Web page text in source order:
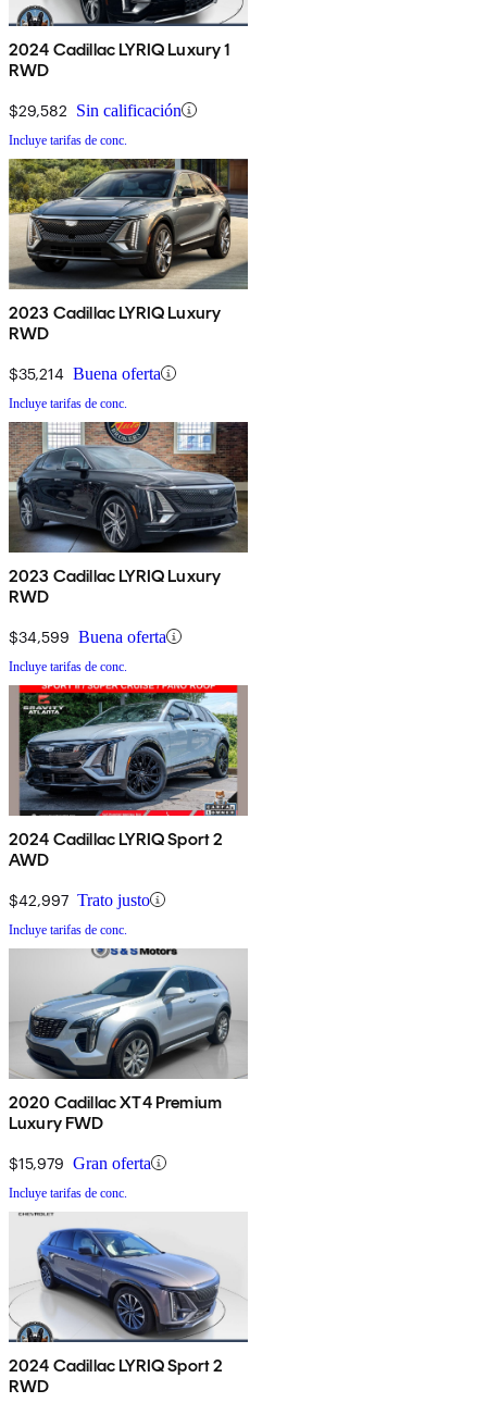
2024 Cadillac LYRIQ Luxury 1
RWD
$29,582 Sin calificación
Incluye tarifas de conc.
2023 Cadillac LYRIQ Luxury
RWD
$35,214 Buena oferta
Incluye tarifas de conc.
2023 Cadillac LYRIQ Luxury
RWD
$34,599 Buena oferta
Incluye tarifas de conc.
2024 Cadillac LYRIQ Sport 2
AWD
$42,997 Trato justo
Incluye tarifas de conc.
2020 Cadillac XT4 Premium
Luxury FWD
$15,979 Gran oferta
Incluye tarifas de conc.
2024 Cadillac LYRIQ Sport 2
RWD